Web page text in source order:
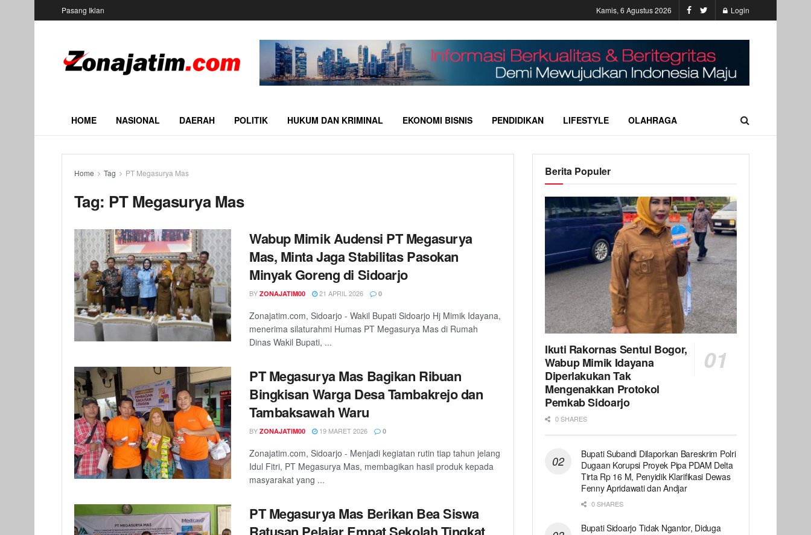
Pasang Iklan Kamis, 6 Agustus 2026 Login
HOME NASIONAL DAERAH POLITIK HUKUM DAN KRIMINAL EKONOMI BISNIS PENDIDIKAN LIFESTYLE OLAHRAGA
Home Tag PT Megasurya Mas
Tag: PT Megasurya Mas
Wabup Mimik Audensi PT Megasurya
Mas, Minta Jaga Stabilitas Pasokan
Minyak Goreng di Sidoarjo
BY ZONAJATIM00 21 APRIL 2026 0
Zonajatim.com, Sidoarjo - Wakil Bupati Sidoarjo Hj Mimik Idayana,
menerima silaturahmi Humas PT Megasurya Mas di Rumah
Dinas Wakil Bupati, ...
PT Megasurya Mas Bagikan Ribuan
Bingkisan Warga Desa Tambakrejo dan
Tambaksawah Waru
BY ZONAJATIM00 19 MARET 2026 0
Zonajatim.com, Sidoarjo - Menjadi kegiatan rutin tiap tahun jelang
Idul Fitri, PT Megasurya Mas, membagikan hasil produk kepada
masyarakat yang ...
PT Megasurya Mas Berikan Bea Siswa
Berita Populer
Ikuti Rakornas Sentul Bogor,
Wabup Mimik Idayana
Diperlakukan Tak
Mengenakkan Protokol
Pemkab Sidoarjo
0 SHARES
Bupati Subandi Dilaporkan Bareskrim Polri
Dugaan Korupsi Proyek Pipa PDAM Delta
Tirta Rp 16 M, Penyidik Klarifikasi Dewas
Fenny Apridawati dan Andjar
0 SHARES
Bupati Sidoarjo Tidak Ngantor, Diduga